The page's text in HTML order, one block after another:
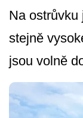
Na ostrůvku
stejně
jsou volně